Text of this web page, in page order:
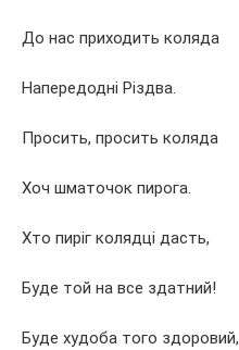
До нас приходить коляда
Напередодні Різдва.
Просить, просить коляда
Хоч шматочок пирога.
Хто пиріг колядці дасть,
Буде той на все здатний!
Буде худоба того здоровий,